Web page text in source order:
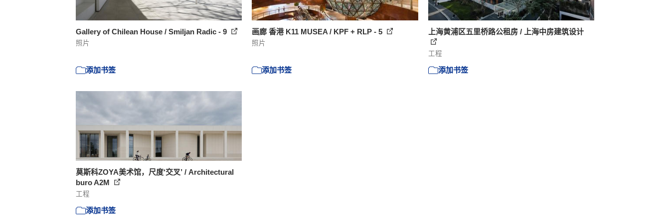
Gallery of Chilean House / Smiljan Radic - 9
照片
添加书签
画廊 香港 K11 MUSEA / KPF + RLP - 5
照片
添加书签
上海黄浦区五里桥路公租房 / 上海中房建筑设计
工程
添加书签
莫斯科ZOYA美术馆，尺度‘交叉’ / Architectural
buro A2M
工程
添加书签